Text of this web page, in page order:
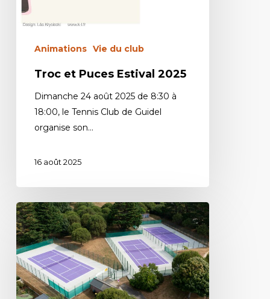
Animations Vie du club
Troc et Puces Estival 2025
Dimanche 24 août 2025 de 8:30 à
18:00, le Tennis Club de Guidel
organise son…
16 août 2025